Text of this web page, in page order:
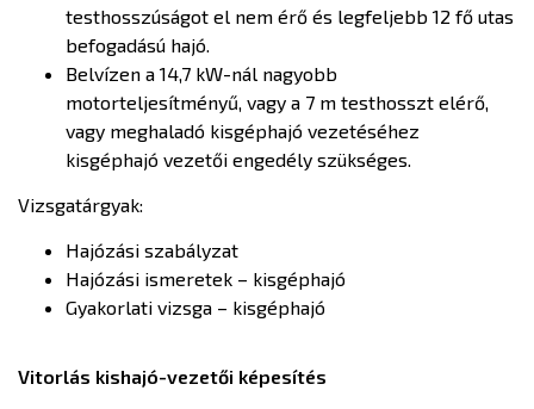
testhosszúságot el nem érő és legfeljebb 12 fő utas
befogadású hajó.
Belvízen a 14,7 kW-nál nagyobb
motorteljesítményű, vagy a 7 m testhosszt elérő,
vagy meghaladó kisgéphajó vezetéséhez
kisgéphajó vezetői engedély szükséges.
Vizsgatárgyak:
Hajózási szabályzat
Hajózási ismeretek – kisgéphajó
Gyakorlati vizsga – kisgéphajó
Vitorlás kishajó-vezetői képesítés